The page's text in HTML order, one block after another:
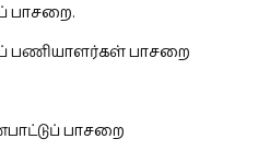
பாசறை.
பணியாளர்கள் பாசறை
பாசறை